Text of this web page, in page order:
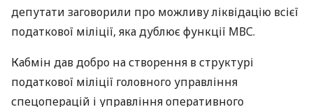
депутати заговорили про можливу ліквідацію всієї
податкової міліції, яка дублює функції МВС.
Кабмін дав добро на створення в структурі
податкової міліції головного управління
спецоперацій і управління оперативного